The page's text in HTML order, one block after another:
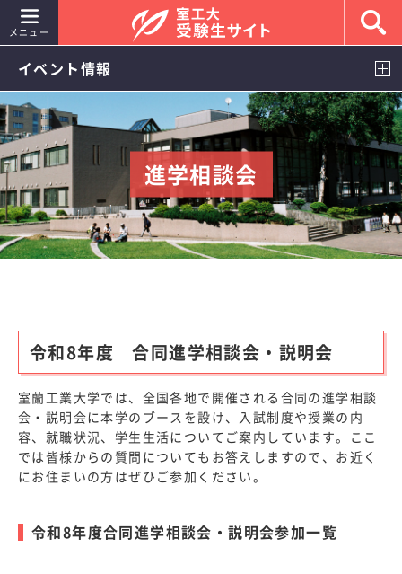
入試情報
室蘭工業大学を知ろう
イベント情報
キャンパスライフ
室工大女子
よくあるご質問
室蘭工業大学 大学公式サイト
資料請求
デジタル
メニュー
進学相談会
令和8年度 合同進学相談会・説明会
室蘭工業大学では、全国各地で開催される合同の進学相談
会・説明会に本学のブースを設け、入試制度や授業の内
容、就職状況、学生生活についてご案内しています。ここ
では皆様からの質問についてもお答えしますので、お近く
にお住まいの方はぜひご参加ください。
令和8年度合同進学相談会・説明会参加一覧
イベント情報